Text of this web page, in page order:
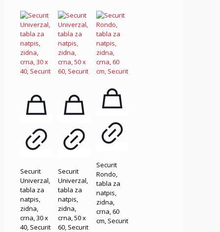
Securit
Univerzal,
tabla za
natpis,
zidna,
crna, 30 x
40, Securit
Securit
Univerzal,
tabla za
natpis,
zidna,
crna, 50 x
60, Securit
Securit
Rondo,
tabla za
natpis,
zidna,
crna, 60
cm, Securit